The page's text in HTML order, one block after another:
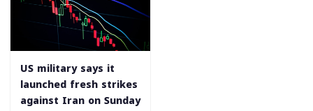
US military says it
launched fresh strikes
against Iran on Sunday